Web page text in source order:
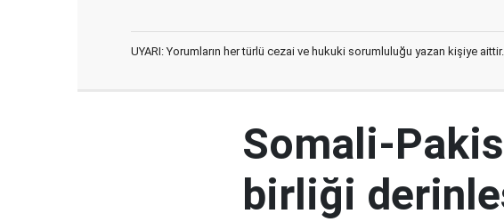
UYARI: Yorumların her türlü cezai ve hukuki sorumluluğu yazan kişiye
Somali-
birliği